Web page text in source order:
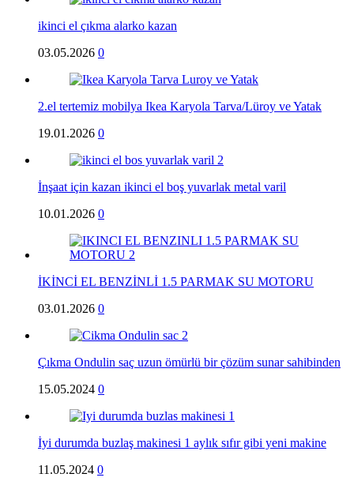
ikinci el çıkma alarko kazan
03.05.2026 0
2.el tertemiz mobilya Ikea Karyola Tarva/Lüroy ve Yatak
19.01.2026 0
İnşaat için kazan ikinci el boş yuvarlak metal varil
10.01.2026 0
İKİNCİ EL BENZİNLİ 1.5 PARMAK SU MOTORU
03.01.2026 0
Çıkma Ondulin saç uzun ömürlü bir çözüm sunar sahibinden
15.05.2024 0
İyi durumda buzlaş makinesi 1 aylık sıfır gibi yeni makine
11.05.2024 0